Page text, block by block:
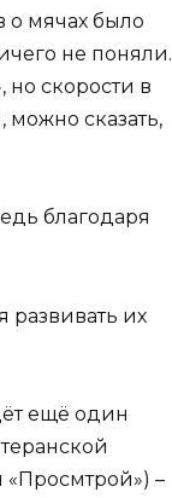
о мячах было
не поняли.
но скорости в
сказать,
благодаря
развивать их
ещё один
–